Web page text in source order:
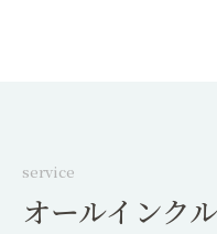
service
オールインク